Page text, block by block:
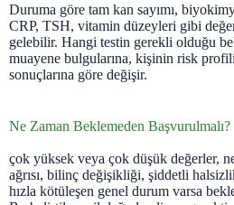
Duruma göre tam kan sayımı,
CRP, TSH, vitamin düzeyleri gibi
gelebilir. Hangi testin gerekli olduğu
muayene bulgularına, kişinin risk
sonuçlarına göre değişir.
Ne Zaman Beklemeden Başvurulmalı?
çok yüksek veya çok düşük değerler,
ağrısı, bilinç değişikliği, şiddetli
hızla kötüleşen genel durum varsa